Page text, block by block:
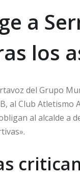
a
los
del Grupo
al Club
al alcalde a